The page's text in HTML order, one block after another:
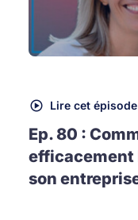
Lire cet épisode
Ep. 80 :
efficacement
son